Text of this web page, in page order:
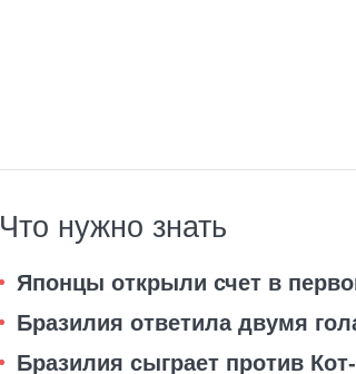
Что нужно знать
Японцы открыли счет в
Бразилия ответила двумя
Бразилия сыграет против